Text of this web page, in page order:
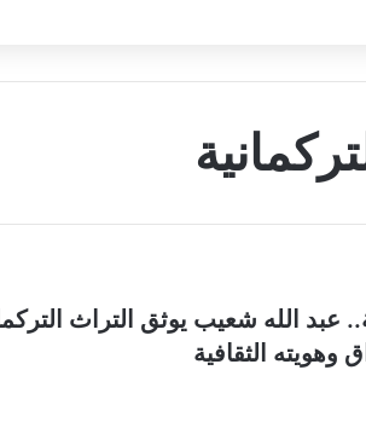
عبد الله شعيب يوثق التراث
وهويته الثقافية